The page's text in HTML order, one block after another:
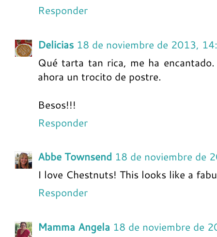
Responder
Delicias 18 de noviembre de 2013,
Qué tarta tan rica, me ha
ahora un trocito de postre.
Besos!!!
Responder
Abbe Townsend 18 de noviembre de
I love Chestnuts! This looks like a
Responder
Mamma Angela 18 de noviembre de